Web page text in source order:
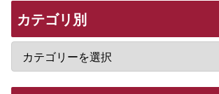
カテゴリ別